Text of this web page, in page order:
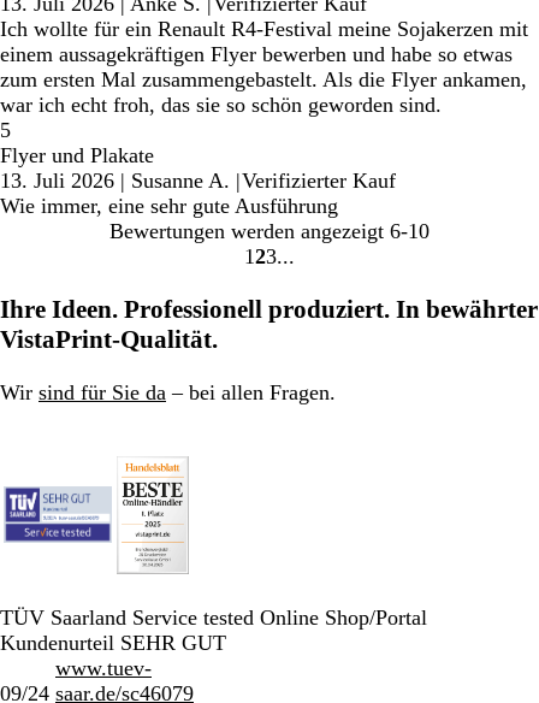
Ich wollte für ein Renault R4-Festival meine Sojakerzen mit
einem aussagekräftigen Flyer bewerben und habe so etwas
zum ersten Mal zusammengebastelt. Als die Flyer ankamen,
war ich echt froh, das sie so schön geworden sind.
5
Flyer und Plakate
13. Juli 2026 | Susanne A. |Verifizierter Kauf
Wie immer, eine sehr gute Ausführung
Bewertungen werden angezeigt 6-10
Gehe
Seite
1 Gehe
Seite
2Gehe
Seite
3
Ihre Ideen. Professionell produziert. In bewährter
VistaPrint-Qualität.
Wir sind für Sie da – bei allen Fragen.
TÜV Saarland Service tested Online Shop/Portal
Kundenurteil SEHR GUT
09/24
www.tuev-
saar.de/sc46079